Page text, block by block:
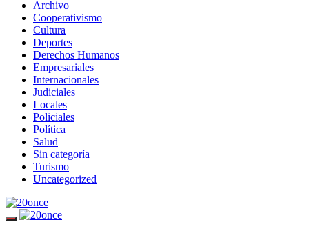
Archivo
Cooperativismo
Cultura
Deportes
Derechos Humanos
Empresariales
Internacionales
Judiciales
Locales
Policiales
Política
Salud
Sin categoría
Turismo
Uncategorized